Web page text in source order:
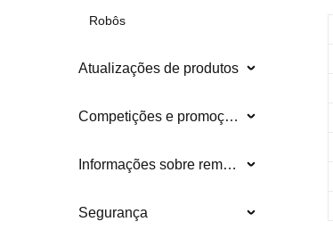
Robôs
Atualizações de produtos
Competições e promoções
Informações sobre remoções
Segurança